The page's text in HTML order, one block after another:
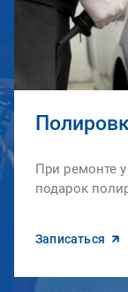
При ремонте
подарок
Записаться